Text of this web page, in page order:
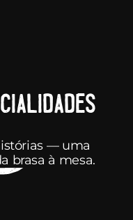
— uma
brasa à mesa.